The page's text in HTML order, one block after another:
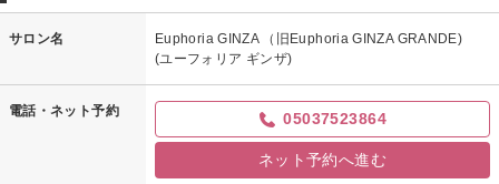
サロン名
Euphoria GINZA （旧Euphoria GINZA GRANDE)
(ユーフォリア ギンザ)
電話・ネット予約 05037523864
ネット予約へ進む